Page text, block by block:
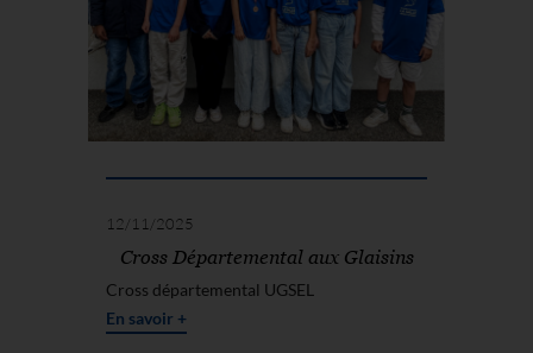
12/11/2025
Cross Départemental aux Glaisins
Cross départemental UGSEL
En savoir +